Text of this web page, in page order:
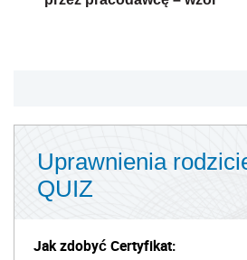
Uprawnienia
QUIZ
Jak zdobyć Certyfikat: